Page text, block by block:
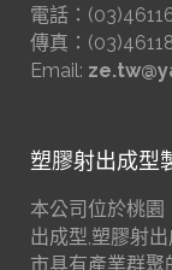
電話：
傳真：
Email:
塑膠射出成型
本公司位於桃園
出成型,塑膠射
市具有產業群